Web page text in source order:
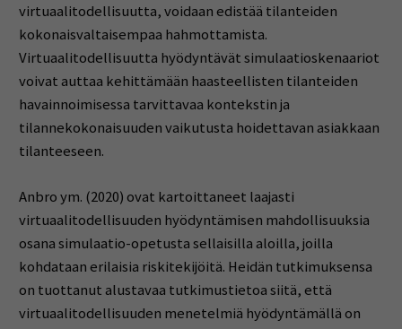
virtuaalitodellisuutta, voidaan edistää tilanteiden
kokonaisvaltaisempaa hahmottamista.
Virtuaalitodellisuutta hyödyntävät simulaatioskenaariot
voivat auttaa kehittämään haasteellisten tilanteiden
havainnoimisessa tarvittavaa kontekstin ja
tilannekokonaisuuden vaikutusta hoidettavan asiakkaan
tilanteeseen.
Anbro ym. (2020) ovat kartoittaneet laajasti
virtuaalitodellisuuden hyödyntämisen mahdollisuuksia
osana simulaatio-opetusta sellaisilla aloilla, joilla
kohdataan erilaisia riskitekijöitä. Heidän tutkimuksensa
on tuottanut alustavaa tutkimustietoa siitä, että
virtuaalitodellisuuden menetelmiä hyödyntämällä on